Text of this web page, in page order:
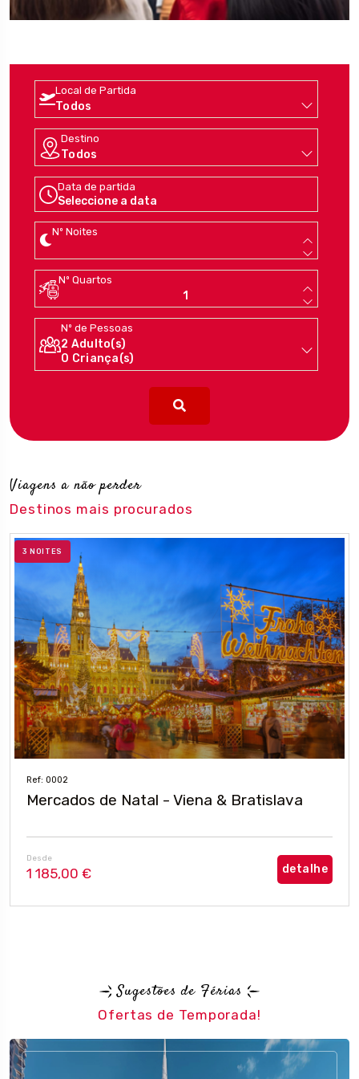
Local de Partida
Destino
Data de partida
Seleccione a data
Nº Noites
Nº Quartos
Nº de Pessoas
2 Adulto(s)
0 Criança(s)
Viagens a não perder
Destinos mais procurados
3 NOITES
Ref: 0002
Mercados de Natal - Viena & Bratislava
Desde
1 185,00 € detalhe
Sugestões de Férias
Ofertas de Temporada!